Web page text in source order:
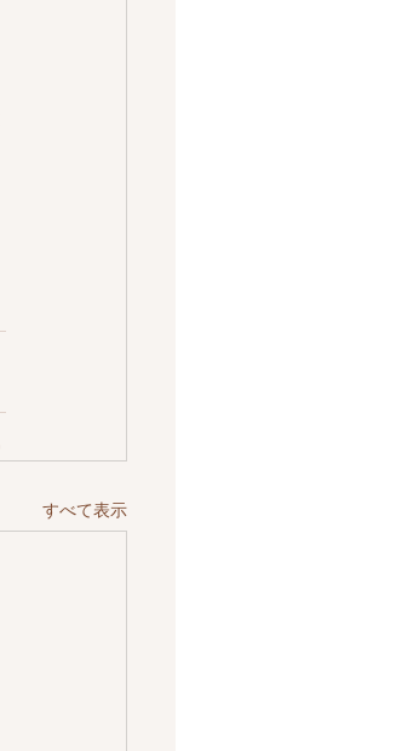
すべて表示